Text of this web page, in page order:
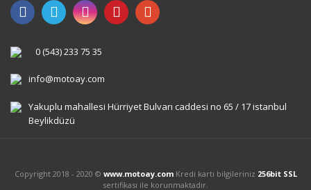
0 (543) 233 75 35
info@motoay.com
Yakuplu mahallesi Hürriyet Bulvarı caddesi no 65 / 17 istanbul
Beylikdüzü
Copyright 2018 - 2020 © www.motoay.comKredi kartı bilgileriniz 256bit SSL
sertifikası ile korunmaktadır.